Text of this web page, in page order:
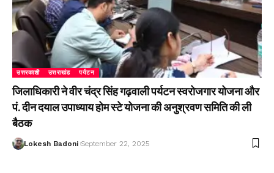
उत्तरकाशी उत्तराखंड पर्यटन
जिलाधिकारी ने वीर चंद्र सिंह गढ़वाली पर्यटन स्वरोजगार योजना और
पं. दीन दयाल उपाध्याय होम स्टे योजना की अनुश्रवण समिति की ली
बैठक
Lokesh Badoni September 22, 2025